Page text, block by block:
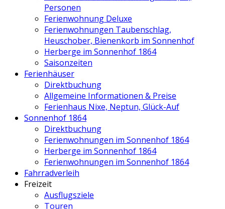
Personen
Ferienwohnung Deluxe
Ferienwohnungen Taubenschlag,
Heuschober, Bienenkorb im Sonnenhof
Herberge im Sonnenhof 1864
Saisonzeiten
Ferienhäuser
Direktbuchung
Allgemeine Informationen & Preise
Ferienhaus Nixe, Neptun, Glück-Auf
Sonnenhof 1864
Direktbuchung
Ferienwohnungen im Sonnenhof 1864
Herberge im Sonnenhof 1864
Ferienwohnungen im Sonnenhof 1864
Fahrradverleih
Freizeit
Ausflugsziele
Touren